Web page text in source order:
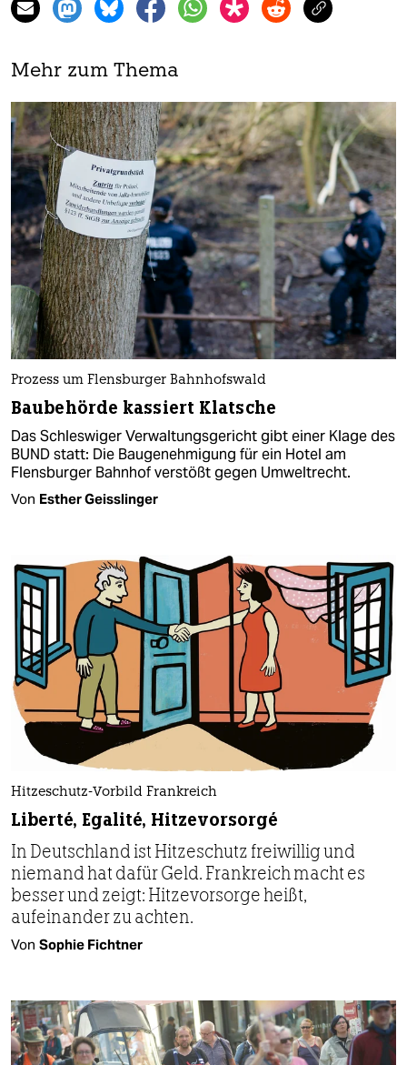
Mehr zum Thema
Prozess um Flensburger Bahnhofswald
Baubehörde kassiert Klatsche
Das Schleswiger Verwaltungsgericht gibt einer Klage des
BUND statt: Die Baugenehmigung für ein Hotel am
Flensburger Bahnhof verstößt gegen Umweltrecht.
Von Esther Geisslinger
Hitzeschutz-Vorbild Frankreich
Liberté, Egalité, Hitzevorsorgé
In Deutschland ist Hitzeschutz freiwillig und
niemand hat dafür Geld. Frankreich macht es
besser und zeigt: Hitzevorsorge heißt,
aufeinander zu achten.
Von Sophie Fichtner